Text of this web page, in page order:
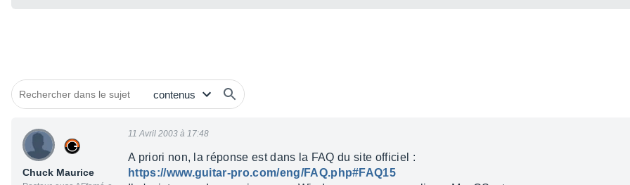
Chuck Maurice
11 Avril 2003 à 17:48
A priori non, la réponse est dans la FAQ du site officiel :
https://www.guitar-pro.com/eng/FAQ.php#FAQ15